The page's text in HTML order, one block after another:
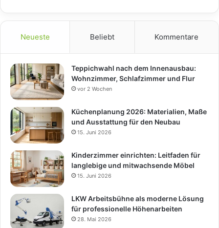
Neueste Beliebt Kommentare
Teppichwahl nach dem Innenausbau:
Wohnzimmer, Schlafzimmer und Flur
vor 2 Wochen
Küchenplanung 2026: Materialien, Maße
und Ausstattung für den Neubau
15. Juni 2026
Kinderzimmer einrichten: Leitfaden für
langlebige und mitwachsende Möbel
15. Juni 2026
LKW Arbeitsbühne als moderne Lösung
für professionelle Höhenarbeiten
28. Mai 2026